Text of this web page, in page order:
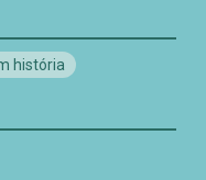
história